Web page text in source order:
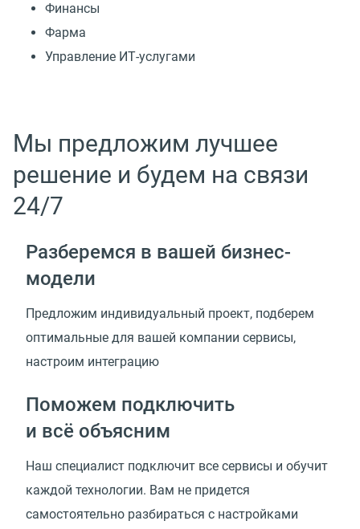
Финансы
Фарма
Управление ИТ-услугами
Мы предложим лучшее
решение и будем на связи
24/7
Разберемся в вашей бизнес-
модели
Предложим индивидуальный проект, подберем
оптимальные для вашей компании сервисы,
настроим интеграцию
Поможем подключить
и всё объясним
Наш специалист подключит все сервисы и обучит
каждой технологии. Вам не придется
самостоятельно разбираться с настройками